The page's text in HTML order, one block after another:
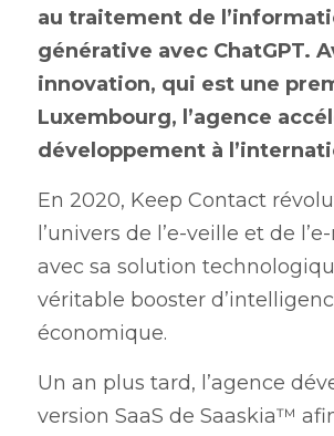
au traitement de
générative avec ChatGPT.
innovation, qui est une
Luxembourg, l’agence
développement à
En 2020, Keep Contact
l’univers de l’e-veille et de
avec sa solution
véritable booster
économique.
Un an plus tard, l’agence
version SaaS de Saaskia™